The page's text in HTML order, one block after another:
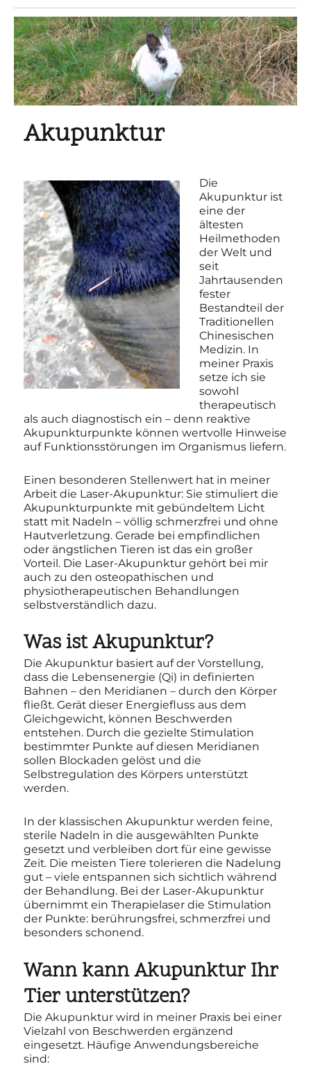
Akupunktur
Die
Akupunktur ist
eine der
ältesten
Heilmethoden
der Welt und
seit
Jahrtausenden
fester
Bestandteil der
Traditionellen
Chinesischen
Medizin. In
meiner Praxis
setze ich sie
sowohl
therapeutisch
als auch diagnostisch ein – denn reaktive
Akupunkturpunkte können wertvolle Hinweise
auf Funktionsstörungen im Organismus liefern.
Einen besonderen Stellenwert hat in meiner
Arbeit die Laser-Akupunktur: Sie stimuliert die
Akupunkturpunkte mit gebündeltem Licht
statt mit Nadeln – völlig schmerzfrei und ohne
Hautverletzung. Gerade bei empfindlichen
oder ängstlichen Tieren ist das ein großer
Vorteil. Die Laser-Akupunktur gehört bei mir
auch zu den osteopathischen und
physiotherapeutischen Behandlungen
selbstverständlich dazu.
Was ist Akupunktur?
Die Akupunktur basiert auf der Vorstellung,
dass die Lebensenergie (Qi) in definierten
Bahnen – den Meridianen – durch den Körper
fließt. Gerät dieser Energiefluss aus dem
Gleichgewicht, können Beschwerden
entstehen. Durch die gezielte Stimulation
bestimmter Punkte auf diesen Meridianen
sollen Blockaden gelöst und die
Selbstregulation des Körpers unterstützt
werden.
In der klassischen Akupunktur werden feine,
sterile Nadeln in die ausgewählten Punkte
gesetzt und verbleiben dort für eine gewisse
Zeit. Die meisten Tiere tolerieren die Nadelung
gut – viele entspannen sich sichtlich während
der Behandlung. Bei der Laser-Akupunktur
übernimmt ein Therapielaser die Stimulation
der Punkte: berührungsfrei, schmerzfrei und
besonders schonend.
Wann kann Akupunktur Ihr
Tier unterstützen?
Die Akupunktur wird in meiner Praxis bei einer
Vielzahl von Beschwerden ergänzend
eingesetzt. Häufige Anwendungsbereiche
sind: